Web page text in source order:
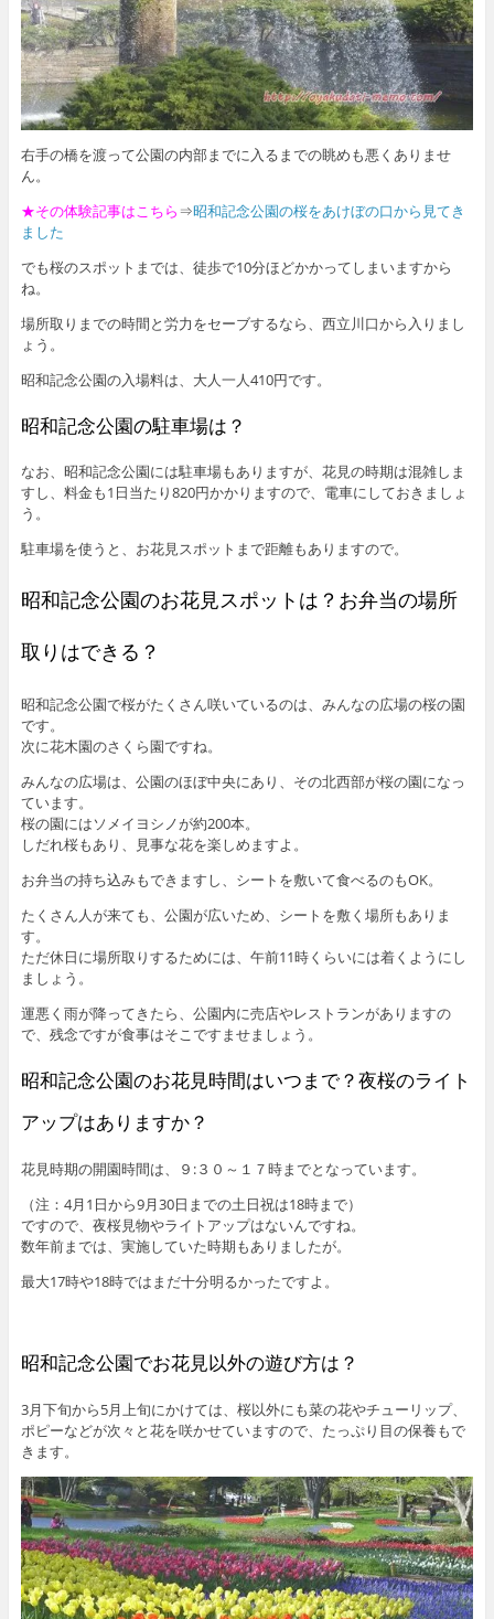
右手の橋を渡って公園の内部までに入るまでの眺めも悪くありませ
ん。
★その体験記事はこちら⇒昭和記念公園の桜をあけぼの口から見てき
ました
でも桜のスポットまでは、徒歩で10分ほどかかってしまいますから
ね。
場所取りまでの時間と労力をセーブするなら、西立川口から入りまし
ょう。
昭和記念公園の入場料は、大人一人410円です。
昭和記念公園の駐車場は？
なお、昭和記念公園には駐車場もありますが、花見の時期は混雑しま
すし、料金も1日当たり820円かかりますので、電車にしておきましょ
う。
駐車場を使うと、お花見スポットまで距離もありますので。
昭和記念公園のお花見スポットは？お弁当の場所
取りはできる？
昭和記念公園で桜がたくさん咲いているのは、みんなの広場の桜の園
です。
次に花木園のさくら園ですね。
みんなの広場は、公園のほぼ中央にあり、その北西部が桜の園になっ
ています。
桜の園にはソメイヨシノが約200本。
しだれ桜もあり、見事な花を楽しめますよ。
お弁当の持ち込みもできますし、シートを敷いて食べるのもOK。
たくさん人が来ても、公園が広いため、シートを敷く場所もありま
す。
ただ休日に場所取りするためには、午前11時くらいには着くようにし
ましょう。
運悪く雨が降ってきたら、公園内に売店やレストランがありますの
で、残念ですが食事はそこですませましょう。
昭和記念公園のお花見時間はいつまで？夜桜のライト
アップはありますか？
花見時期の開園時間は、９:３０～１７時までとなっています。
（注：4月1日から9月30日までの土日祝は18時まで）
ですので、夜桜見物やライトアップはないんですね。
数年前までは、実施していた時期もありましたが。
最大17時や18時ではまだ十分明るかったですよ。
昭和記念公園でお花見以外の遊び方は？
3月下旬から5月上旬にかけては、桜以外にも菜の花やチューリップ、
ポピーなどが次々と花を咲かせていますので、たっぷり目の保養もで
きます。